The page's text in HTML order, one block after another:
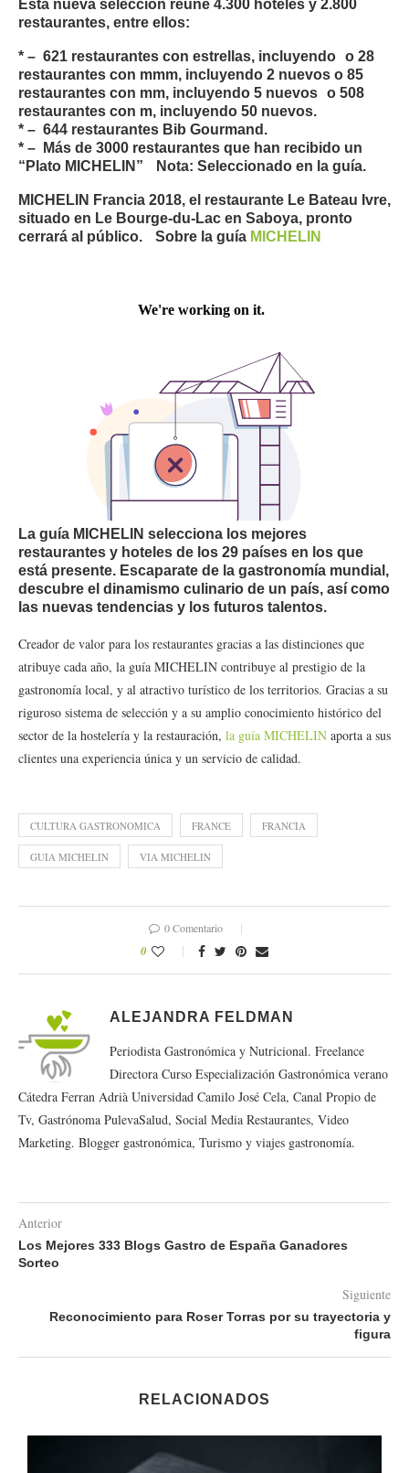
Esta nueva selección reúne 4.300 hoteles y 2.800
restaurantes, entre ellos:
* – 621 restaurantes con estrellas, incluyendo o 28
restaurantes con mmm, incluyendo 2 nuevos o 85
restaurantes con mm, incluyendo 5 nuevos o 508
restaurantes con m, incluyendo 50 nuevos.
* – 644 restaurantes Bib Gourmand.
* – Más de 3000 restaurantes que han recibido un
“Plato MICHELIN” Nota: Seleccionado en la guía.
MICHELIN Francia 2018, el restaurante Le Bateau Ivre,
situado en Le Bourge-du-Lac en Saboya, pronto
cerrará al público. Sobre la guía MICHELIN
La guía MICHELIN selecciona los mejores
restaurantes y hoteles de los 29 países en los que
está presente. Escaparate de la gastronomía mundial,
descubre el dinamismo culinario de un país, así como
las nuevas tendencias y los futuros talentos.
Creador de valor para los restaurantes gracias a las distinciones que
atribuye cada año, la guía MICHELIN contribuye al prestigio de la
gastronomía local, y al atractivo turístico de los territorios. Gracias a su
riguroso sistema de selección y a su amplio conocimiento histórico del
sector de la hostelería y la restauración, la guía MICHELIN aporta a sus
clientes una experiencia única y un servicio de calidad.
CULTURA GASTRONOMICA FRANCE FRANCIA
GUIA MICHELIN VIA MICHELIN
0 Comentario
0
ALEJANDRA FELDMAN
Periodista Gastronómica y Nutricional. Freelance
Directora Curso Especialización Gastronómica verano
Cátedra Ferran Adrià Universidad Camilo José Cela, Canal Propio de
Tv, Gastrónoma PulevaSalud, Social Media Restaurantes, Video
Marketing. Blogger gastronómica, Turismo y viajes gastronomía.
Anterior
Los Mejores 333 Blogs Gastro de España Ganadores
Sorteo
Siguiente
Reconocimiento para Roser Torras por su trayectoria y
figura
RELACIONADOS